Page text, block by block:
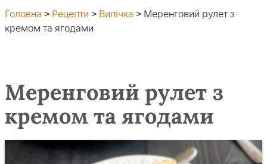
Головна > Рецепти > Випічка > Меренговий рулет з
кремом та ягодами
Меренговий рулет з
кремом та ягодами